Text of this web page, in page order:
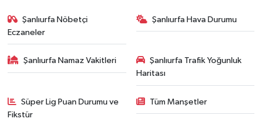
Şanlıurfa Nöbetçi
Eczaneler
Şanlıurfa Hava Durumu
Şanlıurfa Namaz Vakitleri
Şanlıurfa Trafik Yoğunluk
Haritası
Süper Lig Puan Durumu ve
Fikstür
Tüm Manşetler